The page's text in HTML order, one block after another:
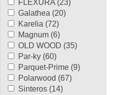
FLEXURA (23)
Galathea (20)
Karelia (72)
Magnum (6)
OLD WOOD (35)
Par-ky (60)
Parquet-Prime (9)
Polarwood (67)
Sinteros (14)